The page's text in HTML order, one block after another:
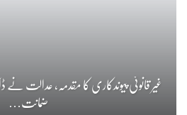
غیر قانونی پیوندکاری کا مقدمہ، عدالت نے
ضمانت…